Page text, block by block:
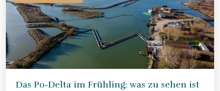
Das Po-Delta im Frühling: was zu sehen ist